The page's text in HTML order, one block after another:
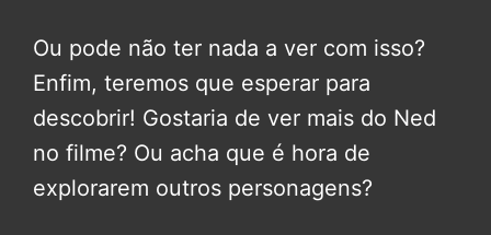
Ou pode não ter nada a ver com isso?
Enfim, teremos que esperar para
descobrir! Gostaria de ver mais do Ned
no filme? Ou acha que é hora de
explorarem outros personagens?